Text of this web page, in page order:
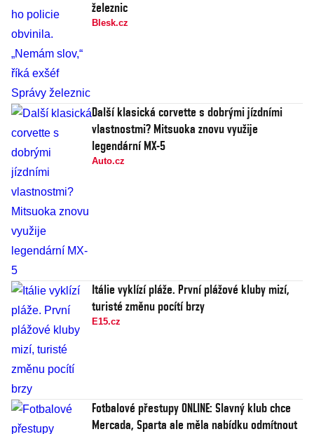
železnic
Blesk.cz
Další klasická corvette s dobrými jízdními
vlastnostmi? Mitsuoka znovu využije
legendární MX-5
Auto.cz
Itálie vyklízí pláže. První plážové kluby mizí,
turisté změnu pocítí brzy
E15.cz
Fotbalové přestupy ONLINE: Slavný klub chce
Mercada, Sparta ale měla nabídku odmítnout